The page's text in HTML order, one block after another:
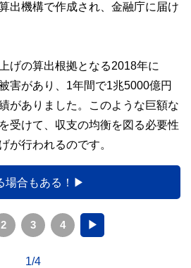
出機構で作成され、金融庁に届け
げの算出根拠となる2018年に
害があり、1年間で1兆5000億円
がありました。このような巨額な
受けて、収支の均衡を図る必要性
が行われるのです。
合もある！
2 3 4 ▶
1/4